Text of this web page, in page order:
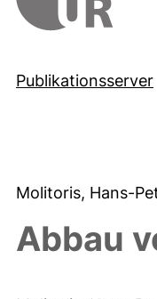
Publikationsserver
Molitoris, Hans-
Abbau